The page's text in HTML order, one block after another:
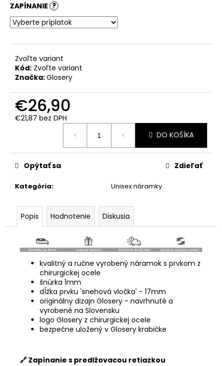
ZAPÍNANIE ?
Zvoľte variant
Kód: Zvoľte variant
Značka:Glosery
€26,90
€21,87 bez DPH
DO KOŠÍKA
Kategória: Unisex náramky
Opýtať sa Zdieľať
Popis Hodnotenie Diskusia
kvalitný a ručne vyrobený náramok s prvkom z
chirurgickej ocele
šnúrka 1mm
dĺžka prvku 'snehová vločka' - 17mm
originálny dizajn Glosery - navrhnuté a
vyrobené na Slovensku
logo Glosery z chirurgickej ocele
bezpečne uložený v Glosery krabičke
🔗 Zapínanie s predlžovacou retiazkou